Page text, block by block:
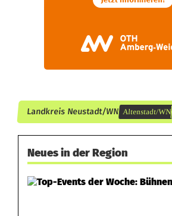
Landkreis Neustadt/WN Altenstadt/WN
Neues in der Region